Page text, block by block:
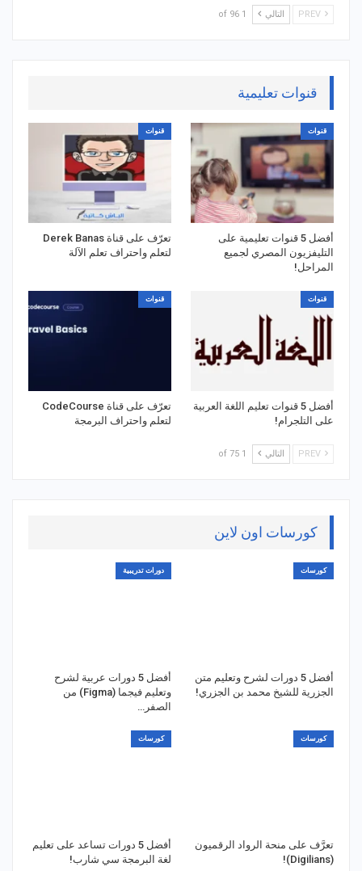
التالي 1 of 96
قنوات تعليمية
قنوات
أفضل 5 قنوات تعليمية على
التليفزيون المصري لجميع
المراحل!
قنوات
تعرّف على قناة Derek Banas
لتعلم واحتراف تعلم الآلة
قنوات
أفضل 5 قنوات تعليم اللغة العربية
على التلجرام!
قنوات
تعرّف على قناة CodeCourse
لتعلم واحتراف البرمجة
التالي 1 of 75
كورسات اون لاين
كورسات
أفضل 5 دورات لشرح وتعليم متن
الجزرية للشيخ محمد بن الجزري!
دورات تدريبية
أفضل 5 دورات عربية لشرح
وتعليم فيجما (Figma) من
الصفر…
كورسات
تعرَّف على منحة الرواد الرقميون
(Digilians)!
كورسات
أفضل 5 دورات تساعد على تعليم
لغة البرمجة سي شارب!